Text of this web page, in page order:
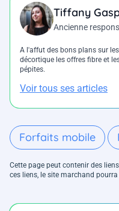
Tiffany
Ancienne
A l'affut des bons plans sur
décortique les offres fibre et
pépites.
Voir tous ses articles
Forfaits mobile
Cette page peut contenir des
ces liens, le site marchand